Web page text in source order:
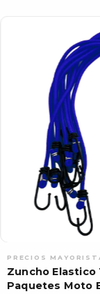
Zuncho
Paquetes Moto